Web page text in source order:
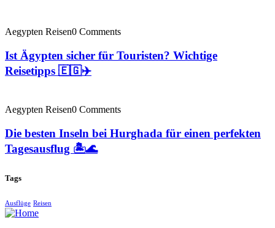
Aegypten Reisen0 Comments
Ist Ägypten sicher für Touristen? Wichtige
Reisetipps 🇪🇬✈️
Aegypten Reisen0 Comments
Die besten Inseln bei Hurghada für einen perfekten
Tagesausflug 🏝️🌊
Tags
Ausflüge Reisen